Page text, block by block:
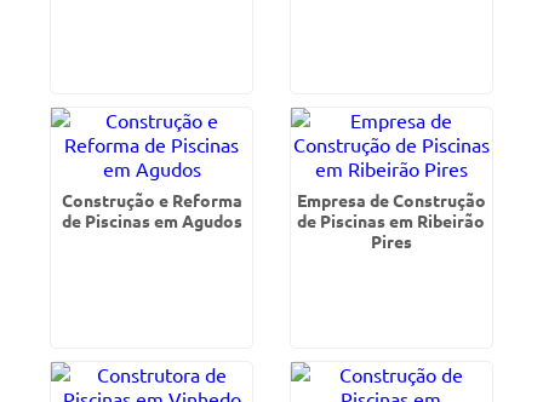
Construção e Reforma
de Piscinas em Agudos
Empresa de Construção
de Piscinas em Ribeirão
Pires